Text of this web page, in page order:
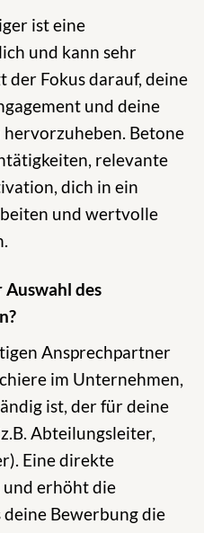
ist eine
und kann sehr
Fokus darauf, deine
und deine
Betone
relevante
dich in ein
und wertvolle
des
Ansprechpartner
im Unternehmen,
ist, der für deine
Abteilungsleiter,
Eine direkte
und erhöht die
Bewerbung die